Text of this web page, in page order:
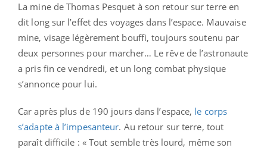
La mine de Thomas Pesquet à son retour sur terre en
dit long sur l’effet des voyages dans l’espace. Mauvaise
mine, visage légèrement bouffi, toujours soutenu par
deux personnes pour marcher… Le rêve de l’astronaute
a pris fin ce vendredi, et un long combat physique
s’annonce pour lui.
Car après plus de 190 jours dans l’espace, le corps
s’adapte à l’impesanteur. Au retour sur terre, tout
paraît difficile : « Tout semble très lourd, même son